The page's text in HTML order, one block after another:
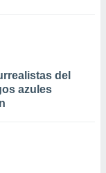
del
azules